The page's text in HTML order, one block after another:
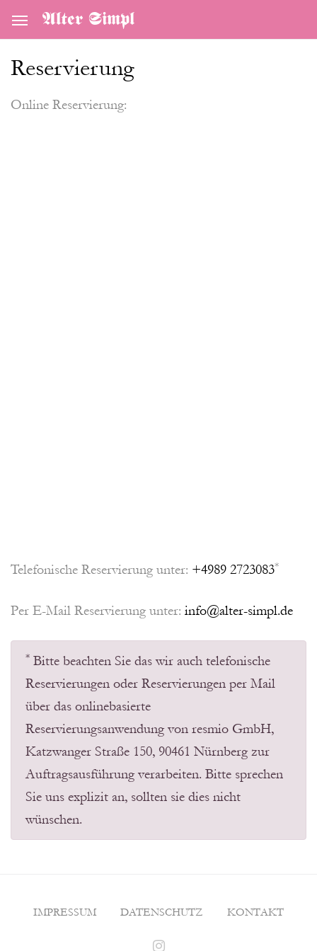
Alter Simpl
Reservierung
Online Reservierung:
Telefonische Reservierung unter: +4989 2723083*
Per E-Mail Reservierung unter: info@alter-simpl.de
* Bitte beachten Sie das wir auch telefonische
Reservierungen oder Reservierungen per Mail
über das onlinebasierte
Reservierungsanwendung von resmio GmbH,
Katzwanger Straße 150, 90461 Nürnberg zur
Auftragsausführung verarbeiten. Bitte sprechen
Sie uns explizit an, sollten sie dies nicht
wünschen.
IMPRESSUM DATENSCHUTZ KONTAKT